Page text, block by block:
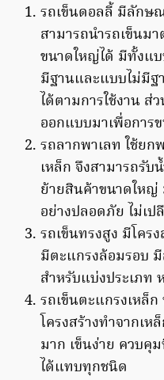
รถเข็นดอลลี้ มีลักษ
สามารถนำรถเข็นม
ขนาดใหญ่ได้ มีทั้งแ
มีฐานและแบบไม่มีฐ
ได้ตามการใช้งาน
ออกแบบมาเพื่อการ
รถลากพาเลท ใช้ยก
เหล็ก จึงสามารถรับ
ย้ายสินค้าขนาดให
อย่างปลอดภัย ไม่เป
รถเข็นทรงสูง มีโคร
มีตะแกรงล้อมรอบ
สำหรับแบ่งประเภท
รถเข็นตะแกรงเหล็
โครงสร้างทำจากเ
มาก เข็นง่าย ควบคุ
ได้แทบทุกชนิด